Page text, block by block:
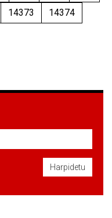
14373
14374
Harpidetu